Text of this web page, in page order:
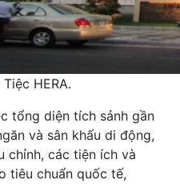
HERA.
tổng diện tích sảnh gần
và sân khấu di động,
chỉnh, các tiện ích và
tiêu chuẩn quốc tế,